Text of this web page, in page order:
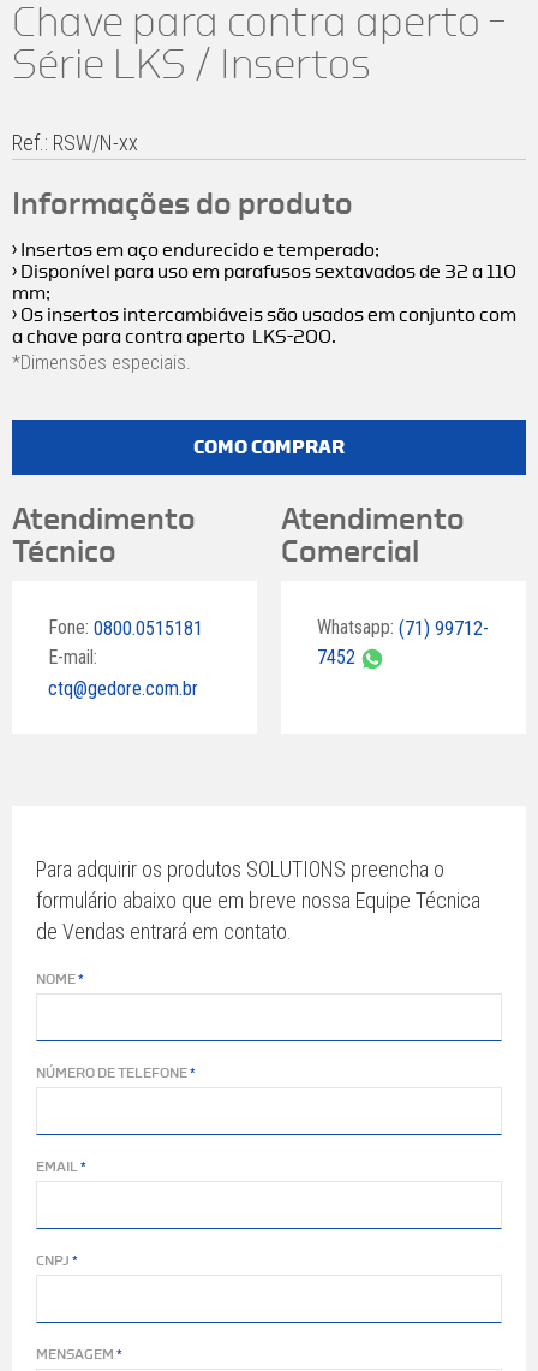
Chave para contra aperto –
Série LKS / Insertos
Ref.: RSW/N-xx
Informações do produto
› Insertos em aço endurecido e temperado;
› Disponível para uso em parafusos sextavados de 32 a 110
mm;
› Os insertos intercambiáveis são usados em conjunto com
a chave para contra aperto LKS-200.
*Dimensões especiais.
COMO COMPRAR
Atendimento
Técnico
Fone: 0800.0515181
E-mail:
ctq@gedore.com.br
Atendimento
Comercial
Whatsapp: (71) 99712-
7452
Para adquirir os produtos SOLUTIONS preencha o
formulário abaixo que em breve nossa Equipe Técnica
de Vendas entrará em contato.
NOME
NÚMERO DE TELEFONE
EMAIL
CNPJ
MENSAGEM